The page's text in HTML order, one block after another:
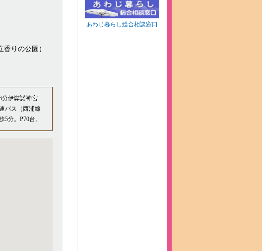
香りの公園）
分伊弉諾神宮
バス（西浦線
分。P70台。
あわじ暮らし総合相談窓口